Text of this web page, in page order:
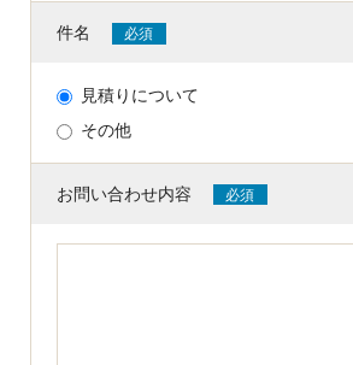
件名 必須
見積りについて
その他
お問い合わせ内容 必須